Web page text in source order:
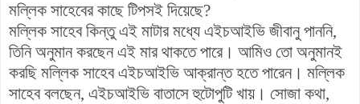
মল্লিক সাহেবের কাছে টিপসই দিয়েছে?
মল্লিক সাহেব কিন্তু এই মাটার মধ্যে এইচআইভি জীবানু পাননি,
তিনি অনুমান করছেন এই মার থাকতে পারে। আমিও তো অনুমানই
করছি মল্লিক সাহেব এইচআইভি আক্রান্ত হতে পারেন। মল্লিক
সাহেব বলছেন, এইচআইভি বাতাসে হুটোপুটি খায়। সোজা কথা,